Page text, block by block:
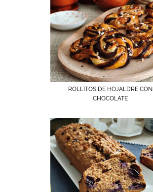
ROLLITOS DE HOJALDRE CON
CHOCOLATE